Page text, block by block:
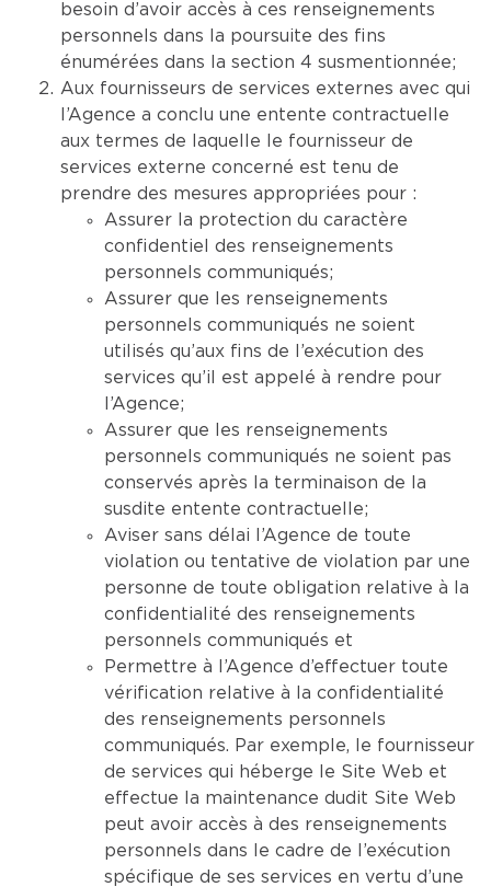
besoin d’avoir accès à ces renseignements
personnels dans la poursuite des fins
énumérées dans la section 4 susmentionnée;
Aux fournisseurs de services externes avec qui
l’Agence a conclu une entente contractuelle
aux termes de laquelle le fournisseur de
services externe concerné est tenu de
prendre des mesures appropriées pour :
Assurer la protection du caractère
confidentiel des renseignements
personnels communiqués;
Assurer que les renseignements
personnels communiqués ne soient
utilisés qu’aux fins de l’exécution des
services qu’il est appelé à rendre pour
l’Agence;
Assurer que les renseignements
personnels communiqués ne soient pas
conservés après la terminaison de la
susdite entente contractuelle;
Aviser sans délai l’Agence de toute
violation ou tentative de violation par une
personne de toute obligation relative à la
confidentialité des renseignements
personnels communiqués et
Permettre à l’Agence d’effectuer toute
vérification relative à la confidentialité
des renseignements personnels
communiqués. Par exemple, le fournisseur
de services qui héberge le Site Web et
effectue la maintenance dudit Site Web
peut avoir accès à des renseignements
personnels dans le cadre de l’exécution
spécifique de ses services en vertu d’une